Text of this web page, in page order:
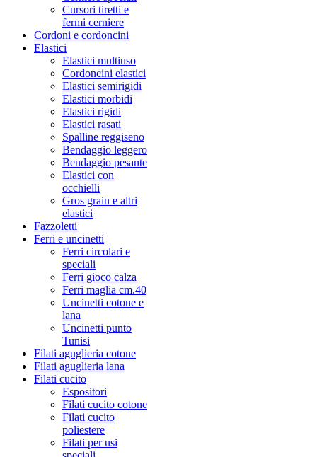
Cursori tiretti e
fermi cerniere
Cordoni e cordoncini
Elastici
Elastici multiuso
Cordoncini elastici
Elastici semirigidi
Elastici morbidi
Elastici rigidi
Elastici rasati
Spalline reggiseno
Bendaggio leggero
Bendaggio pesante
Elastici con
occhielli
Gros grain e altri
elastici
Fazzoletti
Ferri e uncinetti
Ferri circolari e
speciali
Ferri gioco calza
Ferri maglia cm.40
Uncinetti cotone e
lana
Uncinetti punto
Tunisi
Filati aguglieria cotone
Filati aguglieria lana
Filati cucito
Espositori
Filati cucito cotone
Filati cucito
poliestere
Filati per usi